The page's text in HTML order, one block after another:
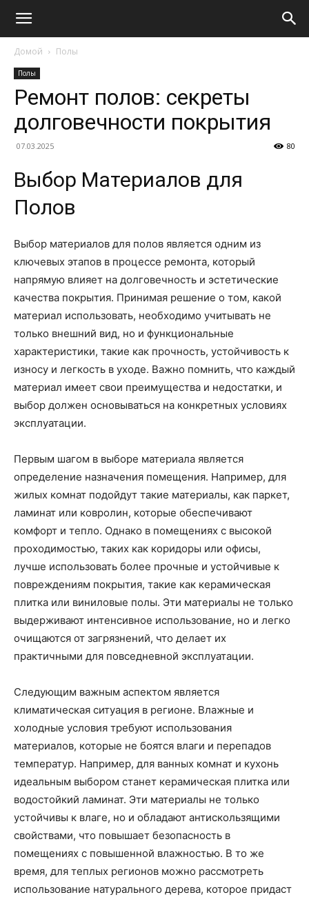
Домой Полы
Полы
Ремонт полов: секреты
долговечности покрытия
07.03.2025 80
Выбор Материалов для
Полов
Выбор материалов для полов является одним из
ключевых этапов в процессе ремонта, который
напрямую влияет на долговечность и эстетические
качества покрытия. Принимая решение о том, какой
материал использовать, необходимо учитывать не
только внешний вид, но и функциональные
характеристики, такие как прочность, устойчивость к
износу и легкость в уходе. Важно помнить, что каждый
материал имеет свои преимущества и недостатки, и
выбор должен основываться на конкретных условиях
эксплуатации.
Первым шагом в выборе материала является
определение назначения помещения. Например, для
жилых комнат подойдут такие материалы, как паркет,
ламинат или ковролин, которые обеспечивают
комфорт и тепло. Однако в помещениях с высокой
проходимостью, таких как коридоры или офисы,
лучше использовать более прочные и устойчивые к
повреждениям покрытия, такие как керамическая
плитка или виниловые полы. Эти материалы не только
выдерживают интенсивное использование, но и легко
очищаются от загрязнений, что делает их
практичными для повседневной эксплуатации.
Следующим важным аспектом является
климатическая ситуация в регионе. Влажные и
холодные условия требуют использования
материалов, которые не боятся влаги и перепадов
температур. Например, для ванных комнат и кухонь
идеальным выбором станет керамическая плитка или
водостойкий ламинат. Эти материалы не только
устойчивы к влаге, но и обладают антискользящими
свойствами, что повышает безопасность в
помещениях с повышенной влажностью. В то же
время, для теплых регионов можно рассмотреть
использование натурального дерева, которое придаст